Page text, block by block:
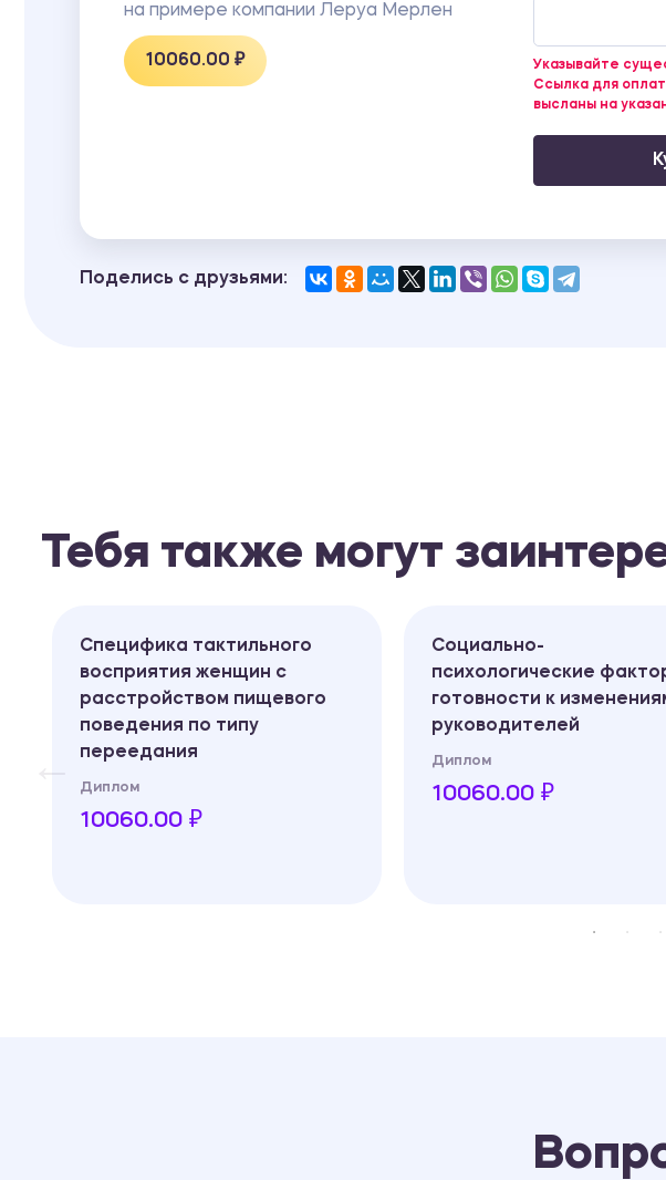
на примере компании Леруа Мерлен
10060.00 ₽
Указывайте
Ссылка для
высланы на
Поделись с друзьями:
Тебя также могут
Специфика тактильного
восприятия женщин с
расстройством пищевого
поведения по типу
переедания
Диплом
10060.00 ₽
Социально-
психологические
готовности к
руководителей
Диплом
10060.00 ₽